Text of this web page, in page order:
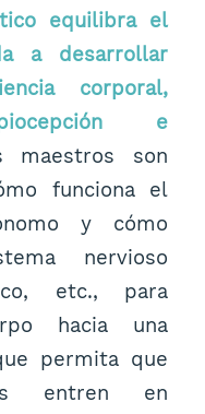
equilibra el
a desarrollar
corporal,
e
maestros son
funciona el
y cómo
nervioso
etc., para
hacia una
permita que
entren en